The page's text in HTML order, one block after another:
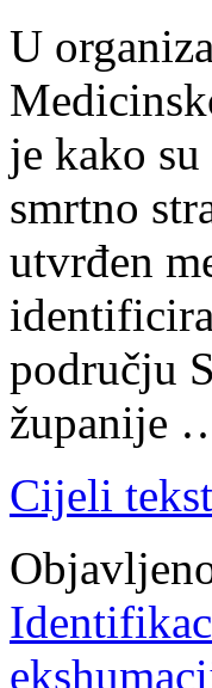
U
je kako
smrtno
utvrđen
području
županije
Cijeli